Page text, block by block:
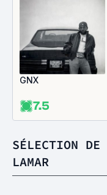
GNX
7.5
SÉLECTION
LAMAR